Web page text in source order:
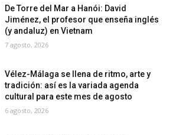
De Torre del Mar a Hanói: David
Jiménez, el profesor que enseña inglés
(y andaluz) en Vietnam
7 agosto, 2026
Vélez-Málaga se llena de ritmo, arte y
tradición: así es la variada agenda
cultural para este mes de agosto
6 agosto, 2026